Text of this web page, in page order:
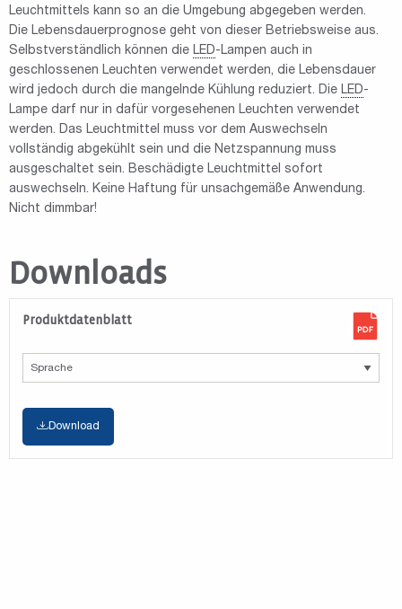
Leuchtmittels kann so an die Umgebung abgegeben werden.
Die Lebensdauerprognose geht von dieser Betriebsweise aus.
Selbstverständlich können die LED-Lampen auch in
geschlossenen Leuchten verwendet werden, die Lebensdauer
wird jedoch durch die mangelnde Kühlung reduziert. Die LED-
Lampe darf nur in dafür vorgesehenen Leuchten verwendet
werden. Das Leuchtmittel muss vor dem Auswechseln
vollständig abgekühlt sein und die Netzspannung muss
ausgeschaltet sein. Beschädigte Leuchtmittel sofort
auswechseln. Keine Haftung für unsachgemäße Anwendung.
Nicht dimmbar!
Downloads
Produktdatenblatt
Download